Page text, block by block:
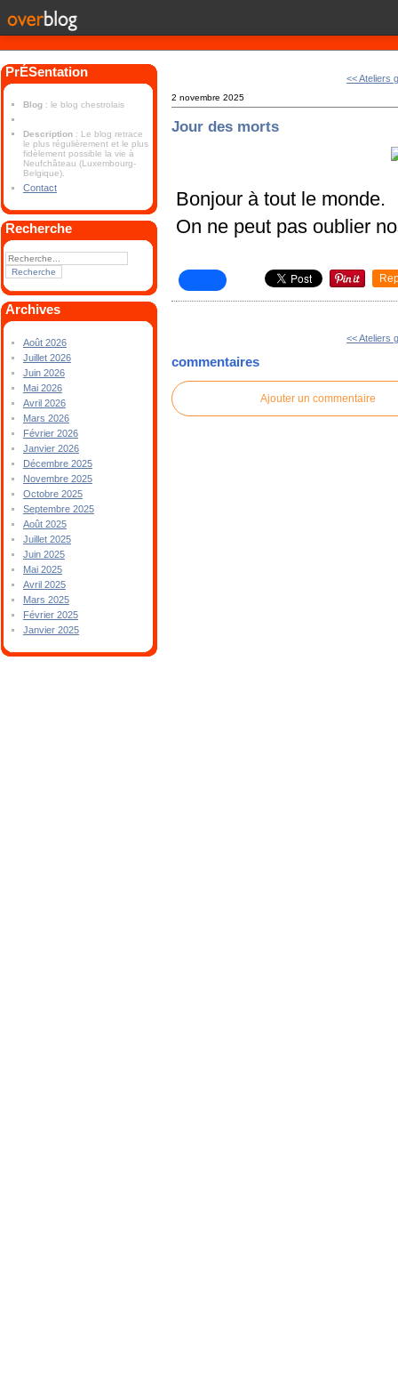
PrÉSentation
Blog : le blog chestrolais
Description : Le blog retrace
le plus régulièrement et le plus
fidèlement possible la vie à
Neufchâteau (Luxembourg-
Belgique).
Contact
Recherche
Archives
Août 2026
Juillet 2026
Juin 2026
Mai 2026
Avril 2026
Mars 2026
Février 2026
Janvier 2026
Décembre 2025
Novembre 2025
Octobre 2025
Septembre 2025
Août 2025
Juillet 2025
Juin 2025
Mai 2025
Avril 2025
Mars 2025
Février 2025
Janvier 2025
<< Ateliers
2 novembre 2025
Jour des morts
Bonjour à tout le monde.
On ne peut pas oublier
<< Ateliers
commentaires
Ajouter un commentaire